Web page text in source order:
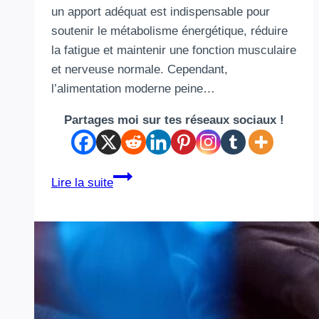
un apport adéquat est indispensable pour
soutenir le métabolisme énergétique, réduire
la fatigue et maintenir une fonction musculaire
et nerveuse normale. Cependant,
l’alimentation moderne peine…
Partages moi sur tes réseaux sociaux !
Lire la suite
Les